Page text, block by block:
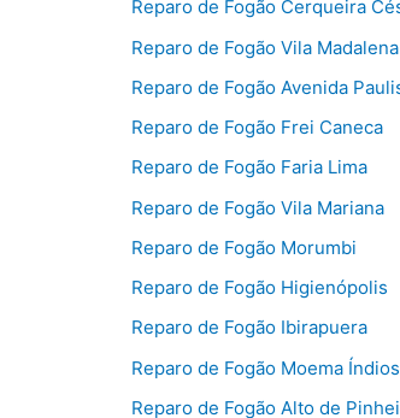
Reparo de Fogão Cerqueira
Reparo de Fogão Vila Madalena
Reparo de Fogão Avenida
Reparo de Fogão Frei Caneca
Reparo de Fogão Faria Lima
Reparo de Fogão Vila Mariana
Reparo de Fogão Morumbi
Reparo de Fogão Higienópolis
Reparo de Fogão Ibirapuera
Reparo de Fogão Moema Índios
Reparo de Fogão Alto de